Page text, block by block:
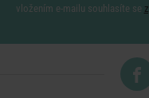
vložením e-mailu souhlasíte se